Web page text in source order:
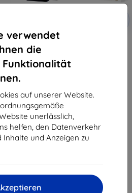
verwendet
die
Funktionalität
auf unserer Website.
unerlässlich,
helfen, den Datenverkehr
und Anzeigen zu
3MK SilverProtect+ Motorola
Razr 50 Ultra Folded Edition
Nassmontage
Auf Lager > 5 Stk.
1